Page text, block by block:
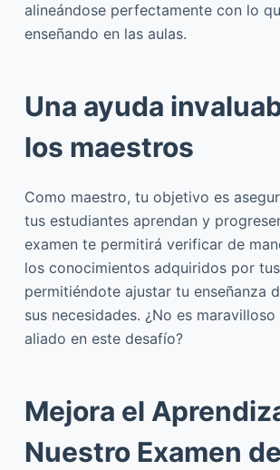
alineándose perfectamente con lo
enseñando en las aulas.
Una ayuda
los maestros
Como maestro, tu objetivo es
tus estudiantes aprendan y
examen te permitirá verificar de
los conocimientos adquiridos por
permitiéndote ajustar tu enseñanza
sus necesidades. ¿No es maravilloso
aliado en este desafío?
Mejora el
Nuestro Examen de